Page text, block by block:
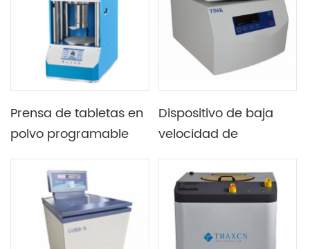
control de zona de
temperatura
Prensa de tabletas en
polvo programable
tonelaje de laboratorio
150T, ordenador
opcional para Control
remoto
Dispositivo de baja
velocidad de
centrifugadora de la
impulsión del motor
de DC sin cepillo
ahorro de energía